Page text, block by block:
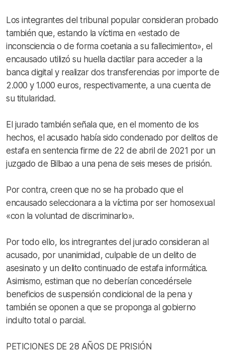
Los integrantes del tribunal popular consideran probado
también que, estando la víctima en «estado de
inconsciencia o de forma coetania a su fallecimiento», el
encausado utilizó su huella dactilar para acceder a la
banca digital y realizar dos transferencias por importe de
2.000 y 1.000 euros, respectivamente, a una cuenta de
su titularidad.
El jurado también señala que, en el momento de los
hechos, el acusado había sido condenado por delitos de
estafa en sentencia firme de 22 de abril de 2021 por un
juzgado de Bilbao a una pena de seis meses de prisión.
Por contra, creen que no se ha probado que el
encausado seleccionara a la víctima por ser homosexual
«con la voluntad de discriminarlo».
Por todo ello, los intregrantes del jurado consideran al
acusado, por unanimidad, culpable de un delito de
asesinato y un delito continuado de estafa informática.
Asimismo, estiman que no deberían concedérsele
beneficios de suspensión condicional de la pena y
también se oponen a que se proponga al gobierno
indulto total o parcial.
PETICIONES DE 28 AÑOS DE PRISIÓN